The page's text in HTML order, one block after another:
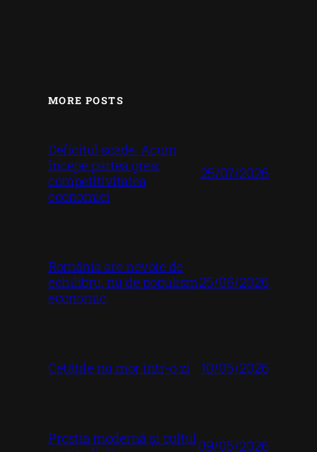
MORE POSTS
Deficitul scade. Acum
începe partea grea:
competitivitatea
economiei
25/07/2026
România are nevoie de
echilibru, nu de populism
economic
25/06/2026
Cetățile nu mor într-o zi 10/05/2026
Prostia modernă și cultul09/05/2026